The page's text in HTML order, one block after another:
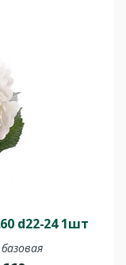
d22-24 1шт
базовая